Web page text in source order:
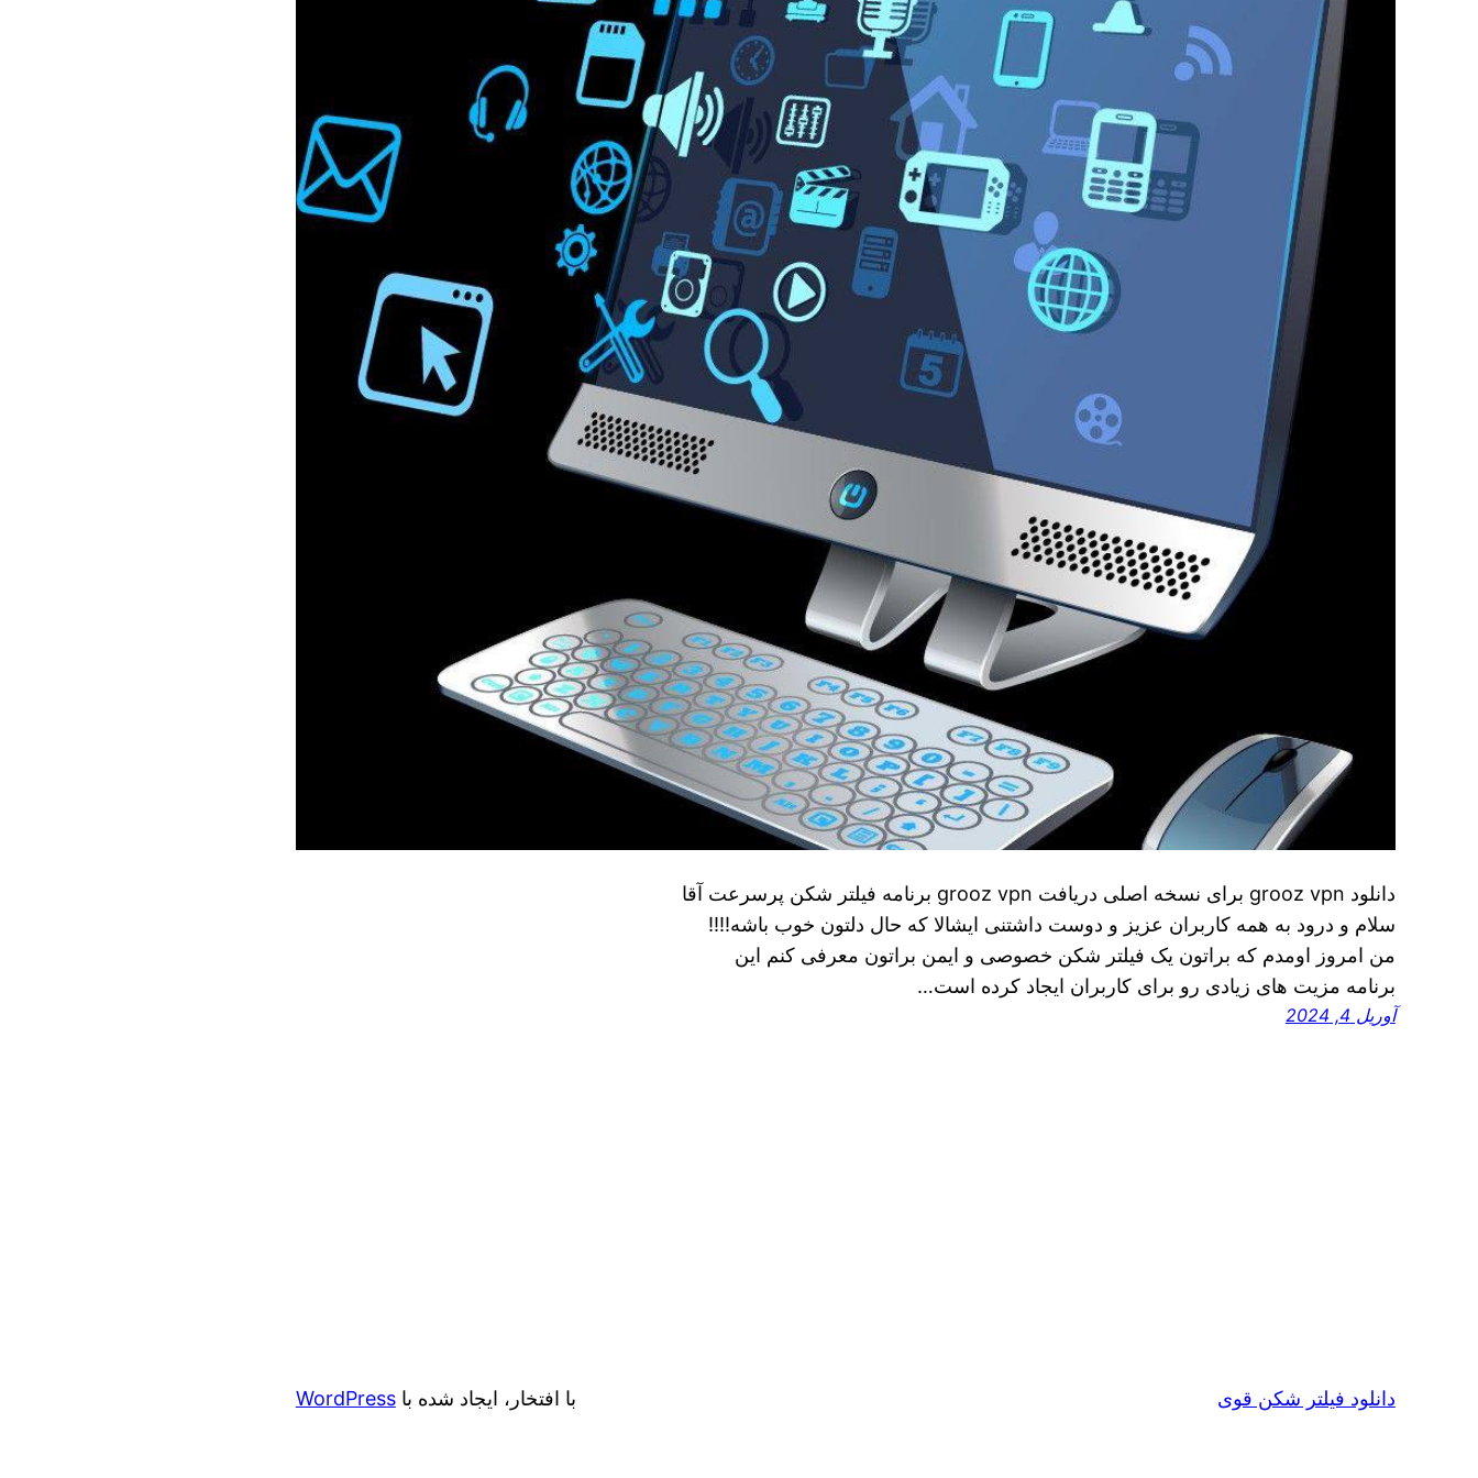
دانلود grooz vpn برای نسخه اصلی دریافت grooz vpn برنامه فیلتر شکن پرسرعت آقا
سلام و درود به همه کاربران عزیز و دوست داشتنی ایشالا که حال دلتون خوب باشه!!!!
من امروز اومدم که براتون یک فیلتر شکن خصوصی و ایمن براتون معرفی کنم‌ این
برنامه مزیت های زیادی رو برای کاربران ایجاد کرده است…
آوریل 4, 2024
دانلود فیلتر شکن قوی با افتخار، ایجاد شده باWordPress